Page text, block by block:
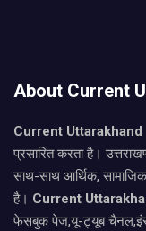
About Current
Current Uttarakhand
प्रसारित करता है।
साथ-साथ आर्थिक, सामाजिक
है। Current
फेसबुक पेज,यू-ट्यूब